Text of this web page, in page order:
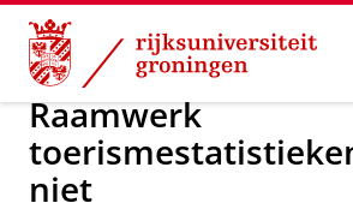
Skip
Content
Skip
Navigation
Over ons Actueel Nieuws
Raamwerk
niet